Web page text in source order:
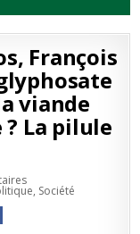
François
viande
La pilule
sur
Influencé
par…
, Société